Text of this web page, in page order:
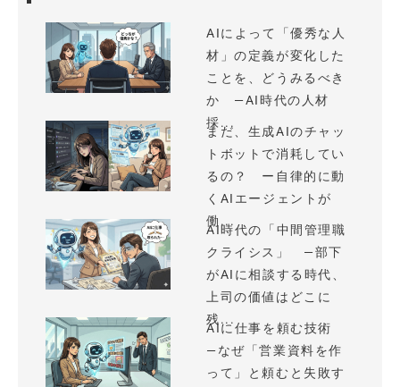
AIによって「優秀な人
材」の定義が変化した
ことを、どうみるべき
か —AI時代の人材
採...
まだ、生成AIのチャッ
トボットで消耗してい
るの？ ー自律的に動
くAIエージェントが
働...
AI時代の「中間管理職
クライシス」 —部下
がAIに相談する時代、
上司の価値はどこに
残...
AIに仕事を頼む技術
—なぜ「営業資料を作
って」と頼むと失敗す